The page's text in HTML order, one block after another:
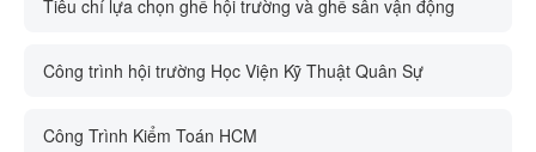
Tiêu chí lựa chọn ghế hội trường và ghế sân vận động
Công trình hội trường Học Viện Kỹ Thuật Quân Sự
Công Trình Kiểm Toán HCM